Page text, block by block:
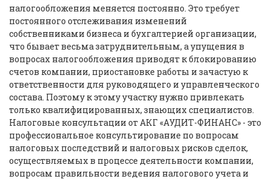
налогообложения меняется постоянно. Это требует
постоянного отслеживания изменений
собственниками бизнеса и бухгалтерией организации,
что бывает весьма затруднительным, а упущения в
вопросах налогообложения приводят к блокированию
счетов компании, приостановке работы и зачастую к
ответственности для руководящего и управленческого
состава. Поэтому к этому участку нужно привлекать
только квалифицированных, знающих специалистов.
Налоговые консультации от АКГ «АУДИТ-ФИНАНС» - это
профессиональное консультирование по вопросам
налоговых последствий и налоговых рисков сделок,
осуществляемых в процессе деятельности компании,
вопросам правильности ведения налогового учета и